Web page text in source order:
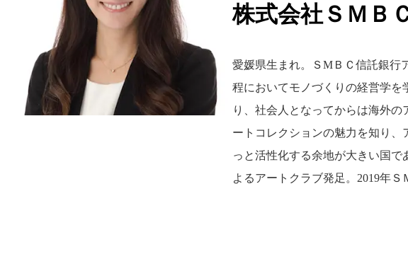
株式会社ＳＭＢ
愛媛県生まれ。ＳМＢＣ信託銀行
程においてモノづくりの経営学
り、社会人となってからは海外
ートコレクションの魅力を知り
っと活性化する余地が大きい国
よるアートクラブ発足。2019年